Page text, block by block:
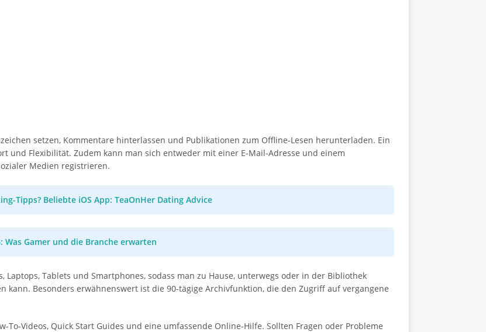
setzen, Kommentare hinterlassen und Publikationen zum Offline-Lesen herunterladen. Ein
und Flexibilität. Zudem kann man sich entweder mit einer E-Mail-Adresse und einem
Medien registrieren.
Tipps? Beliebte iOS App: TeaOnHer Dating Advice
Was Gamer und die Branche erwarten
Laptops, Tablets und Smartphones, sodass man zu Hause, unterwegs oder in der Bibliothek
kann. Besonders erwähnenswert ist die 90-tägige Archivfunktion, die den Zugriff auf vergangene
To-Videos, Quick Start Guides und eine umfassende Online-Hilfe. Sollten Fragen oder Probleme